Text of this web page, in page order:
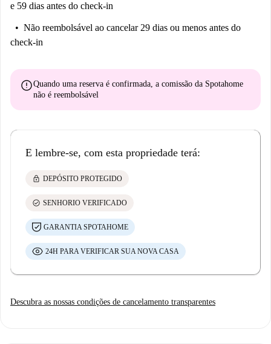
e 59 dias antes do check-in
Não reembolsável ao cancelar 29 dias ou menos antes do
check-in
errorQuando uma reserva é confirmada, a comissão da Spotahome
não é reembolsável
E lembre-se, com esta propriedade terá:
lock DEPÓSITO PROTEGIDO
check_circle SENHORIO VERIFICADO
GARANTIA SPOTAHOME
24H PARA VERIFICAR SUA NOVA CASA
Descubra as nossas condições de cancelamento transparentes